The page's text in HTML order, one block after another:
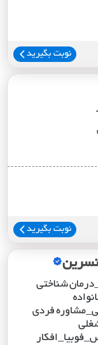
نوبت بگیرید
نوبت بگیرید
شناختی
فردی